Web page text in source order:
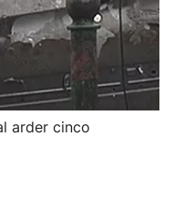
arder cinco